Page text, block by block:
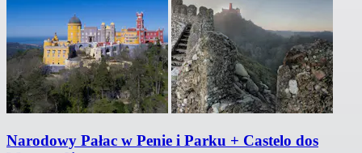
Narodowy Pałac w Penie i Parku + Castelo dos